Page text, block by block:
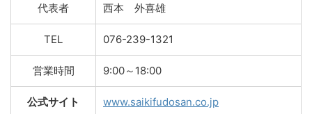
代表者 西本 外喜雄
TEL 076-239-1321
営業時間 9:00～18:00
公式サイト www.saikifudosan.co.jp